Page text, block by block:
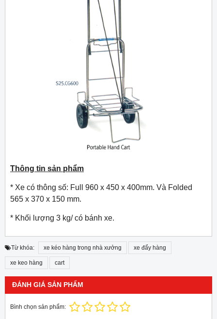
Thông tin sản phẩm
* Xe có thông số: Full 960 x 450 x 400mm. Và Folded
565 x 370 x 150 mm.
* Khối lượng 3 kg/ có bánh xe.
Từ khóa: xe kéo hàng trong nhà xưởng xe đẩy hàng
xe keo hàng cart
ĐÁNH GIÁ SẢN PHẨM
Bình chọn sản phẩm: